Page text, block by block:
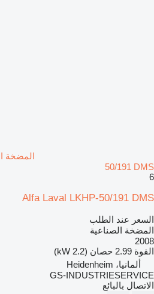
50/191 DMS
6
Alfa Laval LKHP-50/191 DMS
السعر عند الطلب
المضخة الصناعية
2008
القوة 2.99 حصان (2.2 kW)
ألمانيا، Heidenheim
GS-INDUSTRIESERVICE
الاتصال بالبائع